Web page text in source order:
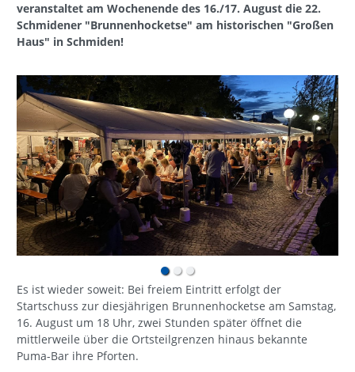
veranstaltet am Wochenende des 16./17. August die 22.
Schmidener "Brunnenhocketse" am historischen "Großen
Haus" in Schmiden!
Es ist wieder soweit: Bei freiem Eintritt erfolgt der
Startschuss zur diesjährigen Brunnenhocketse am Samstag,
16. August um 18 Uhr, zwei Stunden später öffnet die
mittlerweile über die Ortsteilgrenzen hinaus bekannte
Puma-Bar ihre Pforten.